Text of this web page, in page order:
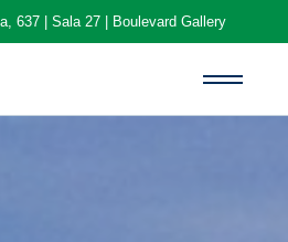
637 | Sala 27 | Boulevard Gallery